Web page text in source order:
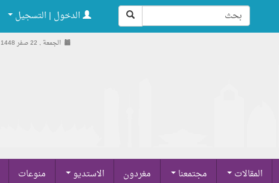
الدخول | التسجيل
الجمعة , 22 صفر 1448 هـ ,
المقالات مجتمعنا مغردون الاستديو منوعات